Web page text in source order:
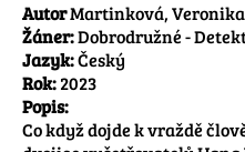
AutorMartinková, Veronika
Žáner:Dobrodružné -
Jazyk:Český
Rok:2023
Popis:
Co když dojde k vraždě